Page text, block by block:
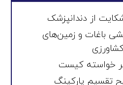
از دندانپزشک
باغات و زمین‌های
خواسته کیست
تقسیم پارکینگ